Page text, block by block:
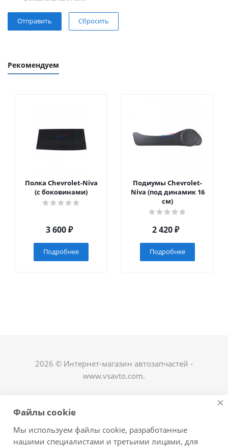
Сбросить
Рекомендуем
Полка Chevrolet-Niva
(с боковинами)
3 600₽
Подробнее
Подиумы Chevrolet-
Niva (под динамик 16
см)
2 420₽
Подробнее
2026 © Интернет-магазин автозапчастей -
www.vsavto.com.
+7 (8482) 622-122 avtovs@yandex.ru
Файлы cookie
Мы используем файлы cookie, разработанные
нашими специалистами и третьими лицами, для